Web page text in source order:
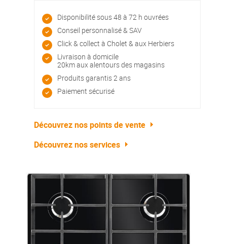
Disponibilité sous 48 à 72 h ouvrées
Conseil personnalisé & SAV
Click & collect à Cholet & aux Herbiers
Livraison à domicile
20km aux alentours des magasins
Produits garantis 2 ans
Paiement sécurisé
Découvrez nos points de vente
Découvrez nos services